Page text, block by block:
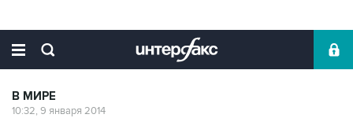
В МИРЕ
10:32, 9 января 2014